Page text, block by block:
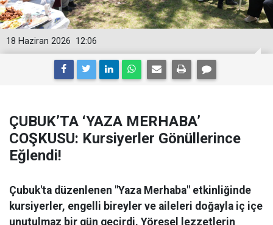
12:06
18 Haziran 2026
ÇUBUK’TA ‘YAZA MERHABA’
COŞKUSU: Kursiyerler Gönüllerince
Eğlendi!
Çubuk'ta düzenlenen "Yaza Merhaba" etkinliğinde
kursiyerler, engelli bireyler ve aileleri doğayla iç içe
unutulmaz bir gün geçirdi. Yöresel lezzetlerin